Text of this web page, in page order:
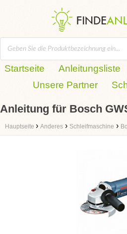
Startseite Anleitungsliste
Unsere Partner
Anleitung für Bosch
Hauptseite › Anderes › Schleifmaschine ›